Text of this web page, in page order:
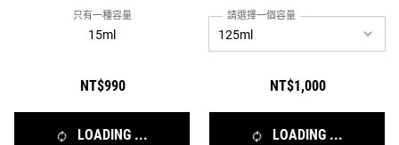
只有一種容量
15ml
NT$990
LOADING ...
請選擇一個容量
NT$1,000
LOADING ...